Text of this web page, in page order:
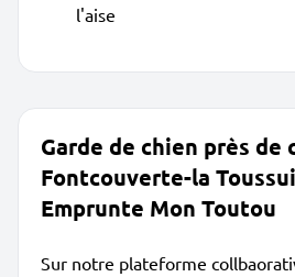
l'aise
Garde de chien près de
Fontcouverte-la
Emprunte Mon Toutou
Sur notre plateforme